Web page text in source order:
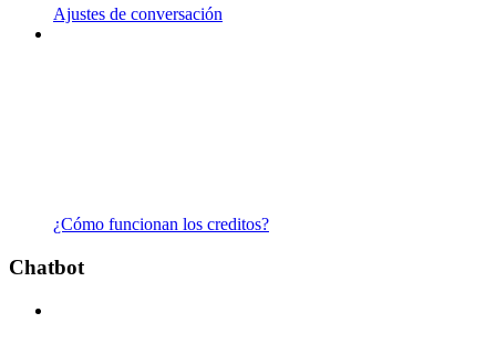
Ajustes de conversación
¿Cómo funcionan los creditos?
Chatbot